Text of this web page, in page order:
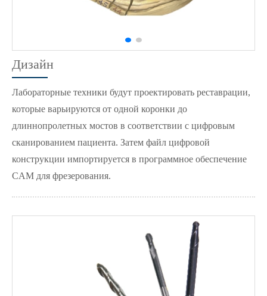
Дизайн
Лабораторные техники будут проектировать реставрации,
которые варьируются от одной коронки до
длиннопролетных мостов в соответствии с цифровым
сканированием пациента. Затем файл цифровой
конструкции импортируется в программное обеспечение
CAM для фрезерования.